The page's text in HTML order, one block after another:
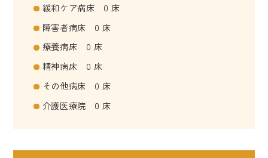
緩和ケア病床 0 床
障害者病床 0 床
療養病床 0 床
精神病床 0 床
その他病床 0 床
介護医療院 0 床